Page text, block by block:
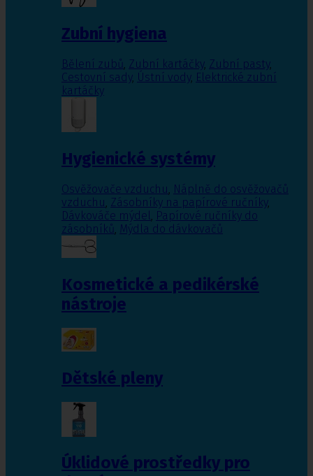
Zubní hygiena
Bělení zubů, Zubní kartáčky, Zubní pasty,
Cestovní sady, Ústní vody, Elektrické zubní
kartáčky
Hygienické systémy
Osvěžovače vzduchu, Náplně do osvěžovačů
vzduchu, Zásobníky na papírové ručníky,
Dávkováče mýdel, Papírové ručníky do
zásobníků, Mýdla do dávkovačů
Kosmetické a pedikérské
nástroje
Dětské pleny
Úklidové prostředky pro